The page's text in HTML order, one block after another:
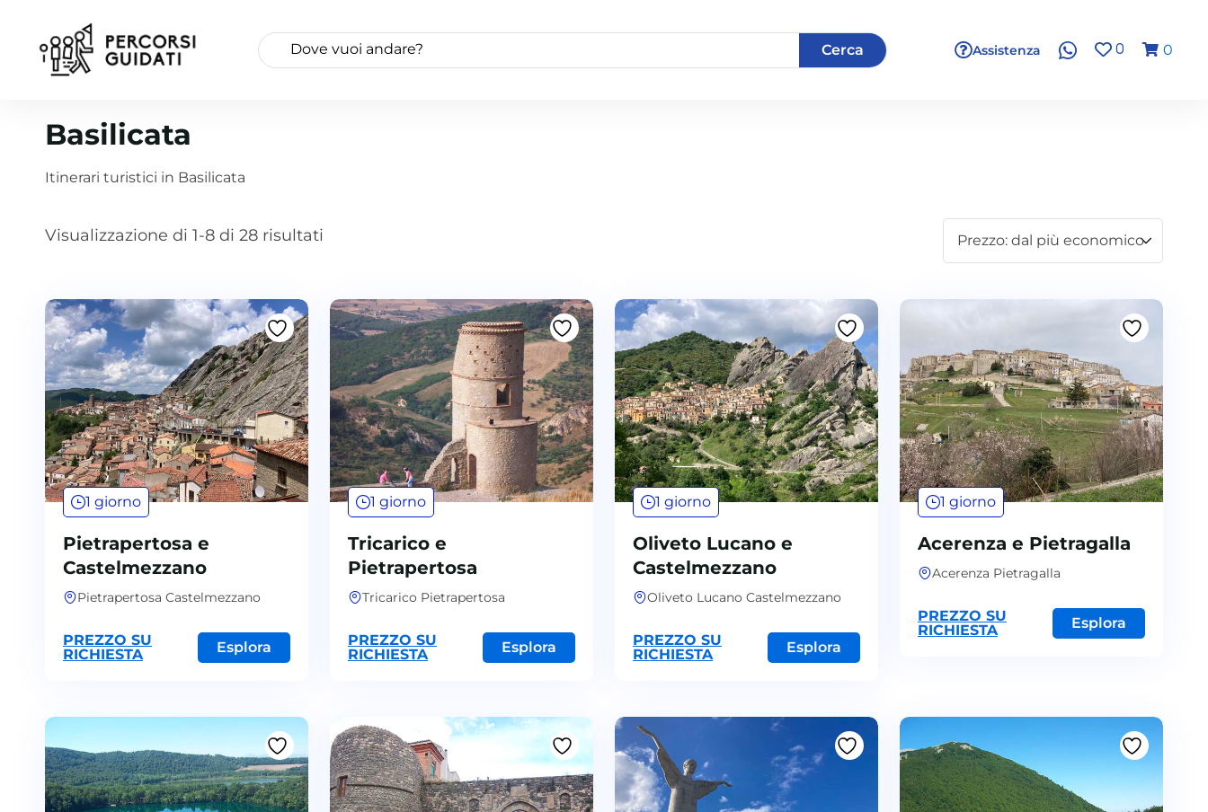
Cerca Assistenza 0 0
Basilicata
Itinerari turistici in Basilicata
Visualizzazione di 1-8 di 28 risultati
1 giorno
Pietrapertosa e
Castelmezzano
Pietrapertosa Castelmezzano
PREZZO SU
RICHIESTA
Esplora
1 giorno
Tricarico e
Pietrapertosa
Tricarico Pietrapertosa
PREZZO SU
RICHIESTA
Esplora
1 giorno
Oliveto Lucano e
Castelmezzano
Oliveto Lucano Castelmezzano
PREZZO SU
RICHIESTA
Esplora
1 giorno
Acerenza e Pietragalla
Acerenza Pietragalla
PREZZO SU
RICHIESTA
Esplora